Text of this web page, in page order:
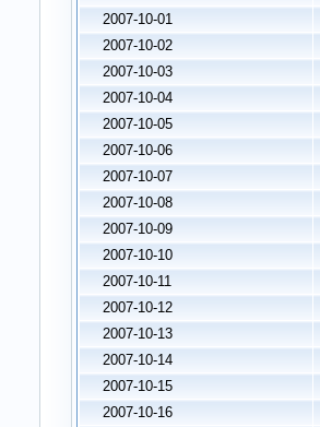
2007-10-01
2007-10-02
2007-10-03
2007-10-04
2007-10-05
2007-10-06
2007-10-07
2007-10-08
2007-10-09
2007-10-10
2007-10-11
2007-10-12
2007-10-13
2007-10-14
2007-10-15
2007-10-16